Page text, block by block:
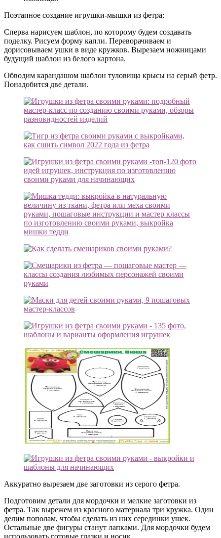
Поэтапное создание игрушки-мышки из фетра:
Сперва нарисуем шаблон, по которому будем создавать
поделку. Рисуем форму капли. Переворачиваем и
дорисовываем ушки в виде кружков. Вырезаем ножницами
будущий шаблон из белого картона.
Обводим карандашом шаблон туловища крысы на серый фетр.
Понадобится две детали.
Аккуратно вырезаем две заготовки из серого фетра.
Подготовим детали для мордочки и мелкие заготовки из
фетра. Так вырежем из красного материала три кружка. Один
делим пополам, чтобы сделать из них серединки ушек.
Остальные две фигуры станут лапками. Для мордочки будем